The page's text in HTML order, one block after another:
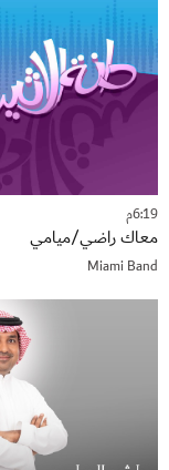
6:19م
معاك راضي/ميامي
Miami Band